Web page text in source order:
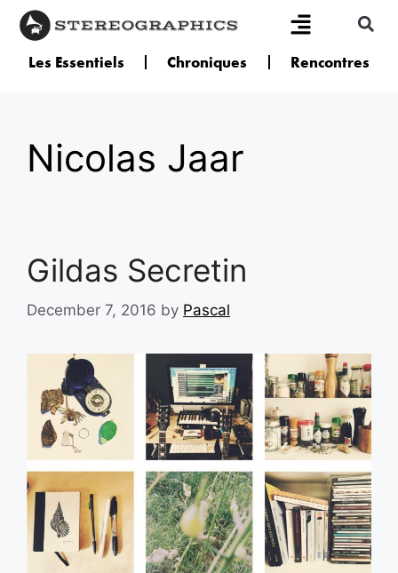
Les Essentiels Chroniques Rencontres
Nicolas Jaar
Gildas Secretin
December 7, 2016 by Pascal